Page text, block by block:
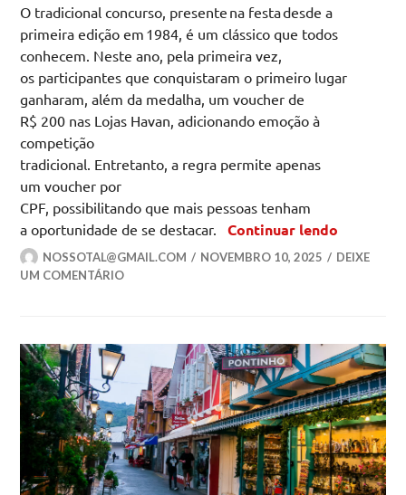
O tradicional concurso, presente na festa desde a
primeira edição em 1984, é um clássico que todos
conhecem. Neste ano, pela primeira vez,
os participantes que conquistaram o primeiro lugar
ganharam, além da medalha, um voucher de
R$ 200 nas Lojas Havan, adicionando emoção à
competição
tradicional. Entretanto, a regra permite apenas
um voucher por
CPF, possibilitando que mais pessoas tenham
a oportunidade de se destacar.Continuar lendo
NOSSOTAL@GMAIL.COM NOVEMBRO 10, 2025
DEIXE
UM COMENTÁRIO